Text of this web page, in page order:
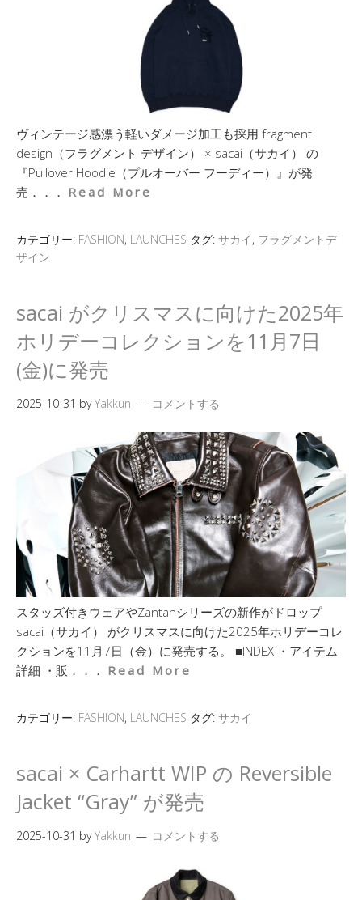
ヴィンテージ感漂う軽いダメージ加工も採用 fragment
design（フラグメント デザイン） × sacai（サカイ） の
『Pullover Hoodie（プルオーバー フーディー）』が発
売．．． Read More
カテゴリー: FASHION, LAUNCHES タグ: サカイ, フラグメントデ
ザイン
sacai がクリスマスに向けた2025年
ホリデーコレクションを11月7日
(金)に発売
2025-10-31 byYakkun コメントする
スタッズ付きウェアやZantanシリーズの新作がドロップ
sacai（サカイ） がクリスマスに向けた2025年ホリデーコレ
クションを11月7日（金）に発売する。 ■INDEX ・アイテム
詳細 ・販．．． Read More
カテゴリー: FASHION, LAUNCHES タグ: サカイ
sacai × Carhartt WIP の Reversible
Jacket “Gray” が発売
2025-10-31 byYakkun コメントする